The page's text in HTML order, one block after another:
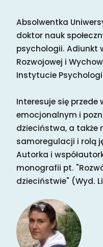
Absolwentka
doktor nauk
psychologii. Adiunkt
Rozwojowej i
Instytucie
Interesuje się przede
emocjonalnym i
dzieciństwa, a także
samoregulacji i rolą
Autorka i
monografii pt.
dzieciństwie" (Wyd.